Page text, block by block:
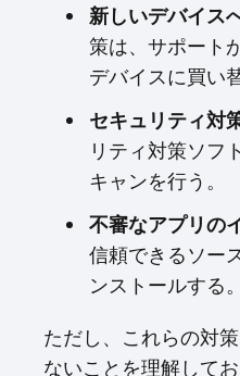
新しいデバイス
策は、サポート
デバイスに買い
セキュリティ対
リティ対策ソフ
キャンを行う。
不審なアプリの
信頼できるソー
ンストールする。
ただし、これらの対
ないことを理解して